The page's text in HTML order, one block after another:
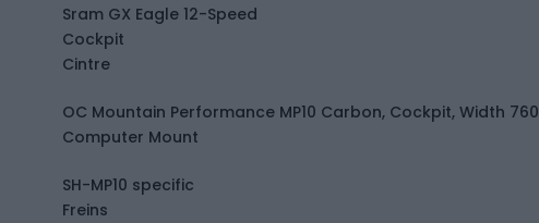
Sram GX Eagle 12-Speed
Cockpit
Cintre
OC Mountain Performance MP10 Carbon, Cockpit, Width 760
Computer Mount
SH-MP10 specific
Freins